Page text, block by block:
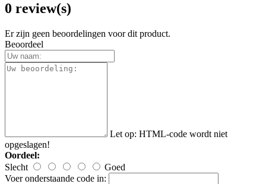
0 review(s)
Er zijn geen beoordelingen voor dit product.
Beoordeel
Let op: HTML-code wordt niet
opgeslagen!
Oordeel:
Slecht
Goed
Voer onderstaande code in: